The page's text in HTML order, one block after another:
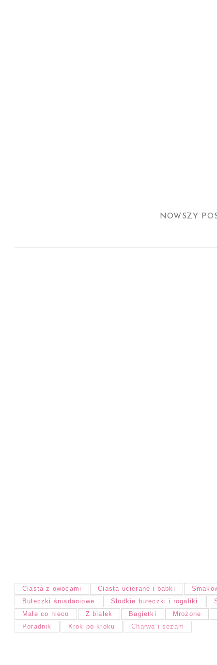
NOWSZY
Ciasta z owocami Ciasta ucierane i babki
Bułeczki śniadaniowe
Słodkie bułeczki i rogaliki
Małe co nieco
Z białek Bagietki
Mrożone
Poradnik
Krok po kroku Chałwa i sezam